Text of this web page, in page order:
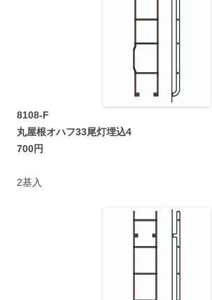
8108-F
丸屋根オハフ33尾灯埋込4
700円
2基入